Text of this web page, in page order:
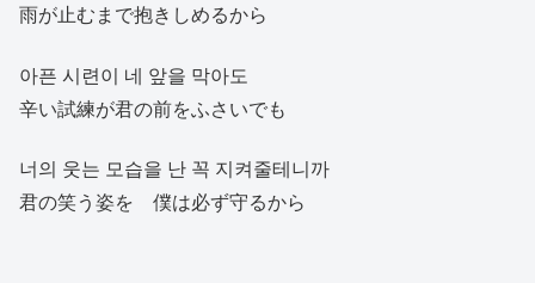
雨が止むまで抱きしめるから
아픈 시련이 네 앞을 막아도
辛い試練が君の前をふさいでも
너의 웃는 모습을 난 꼭 지켜줄테니까
君の笑う姿を 僕は必ず守るから